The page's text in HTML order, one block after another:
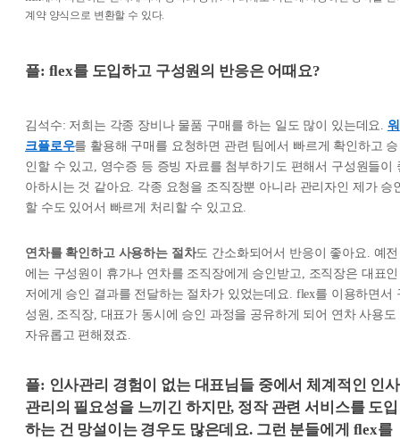
계약 양식으로 변환할 수 있다.
플: flex를 도입하고 구성원의 반응은 어때요?
김석수: 저희는 각종 장비나 물품 구매를 하는 일도 많이 있는데요. 워
크플로우를 활용해 구매를 요청하면 관련 팀에서 빠르게 확인하고 승
인할 수 있고, 영수증 등 증빙 자료를 첨부하기도 편해서 구성원들이
아하시는 것 같아요. 각종 요청을 조직장뿐 아니라 관리자인 제가 승
할 수도 있어서 빠르게 처리할 수 있고요.
연차를 확인하고 사용하는 절차도 간소화되어서 반응이 좋아요. 예전
에는 구성원이 휴가나 연차를 조직장에게 승인받고, 조직장은 대표인
저에게 승인 결과를 전달하는 절차가 있었는데요. flex를 이용하면서
성원, 조직장, 대표가 동시에 승인 과정을 공유하게 되어 연차 사용도
자유롭고 편해졌죠.
플: 인사관리 경험이 없는 대표님들 중에서 체계적인 인사
관리의 필요성을 느끼긴 하지만, 정작 관련 서비스를 도입
하는 건 망설이는 경우도 많은데요. 그런 분들에게 flex를